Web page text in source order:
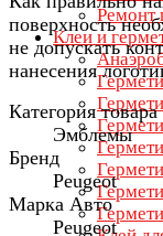
Ремонт
Клеи и
поверхность
не допускать
нанесения
Категория товара
Эмблемы
Бренд
Peugeot
Марка Авто
Peugeot